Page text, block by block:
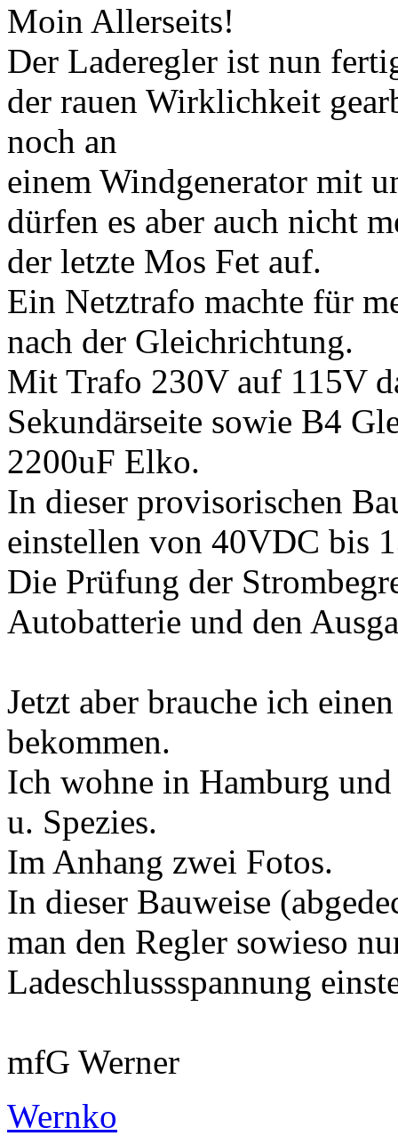
Moin Allerseits!
Der Laderegler ist nun
der rauen Wirklichkeit
noch an
einem Windgenerator mit
dürfen es aber auch nicht
der letzte Mos Fet auf.
Ein Netztrafo machte für
nach der Gleichrichtung.
Mit Trafo 230V auf 115V
Sekundärseite sowie B4
2200uF Elko.
In dieser provisorischen
einstellen von 40VDC bis
Die Prüfung der
Autobatterie und den
Jetzt aber brauche ich
bekommen.
Ich wohne in Hamburg
u. Spezies.
Im Anhang zwei Fotos.
In dieser Bauweise
man den Regler sowieso
Ladeschlussspannung
mfG Werner
Wernko